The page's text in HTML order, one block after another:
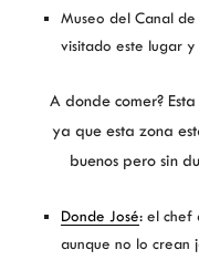
Museo del Canal
visitado este lugar y
A donde comer?
ya que esta zona
buenos pero sin
Donde José: el chef
aunque no lo crean